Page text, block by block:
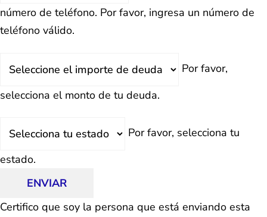
número de teléfono. Por favor, ingresa un número de
teléfono válido.
Por favor,
selecciona el monto de tu deuda.
Por favor, selecciona tu
estado.
ENVIAR
Certifico que soy la persona que está enviando esta